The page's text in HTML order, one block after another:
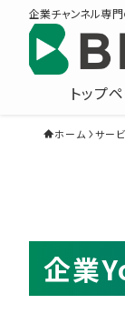
企業チャンネル専門
トップ
ホーム サー
企業